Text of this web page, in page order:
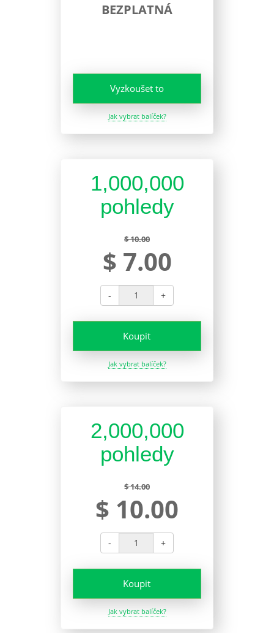
BEZPLATNÁ
Vyzkoušet to
Jak vybrat balíček?
1,000,000
pohledy
$ 10.00
$ 7.00
- +
Koupit
Jak vybrat balíček?
2,000,000
pohledy
$ 14.00
$ 10.00
- +
Koupit
Jak vybrat balíček?